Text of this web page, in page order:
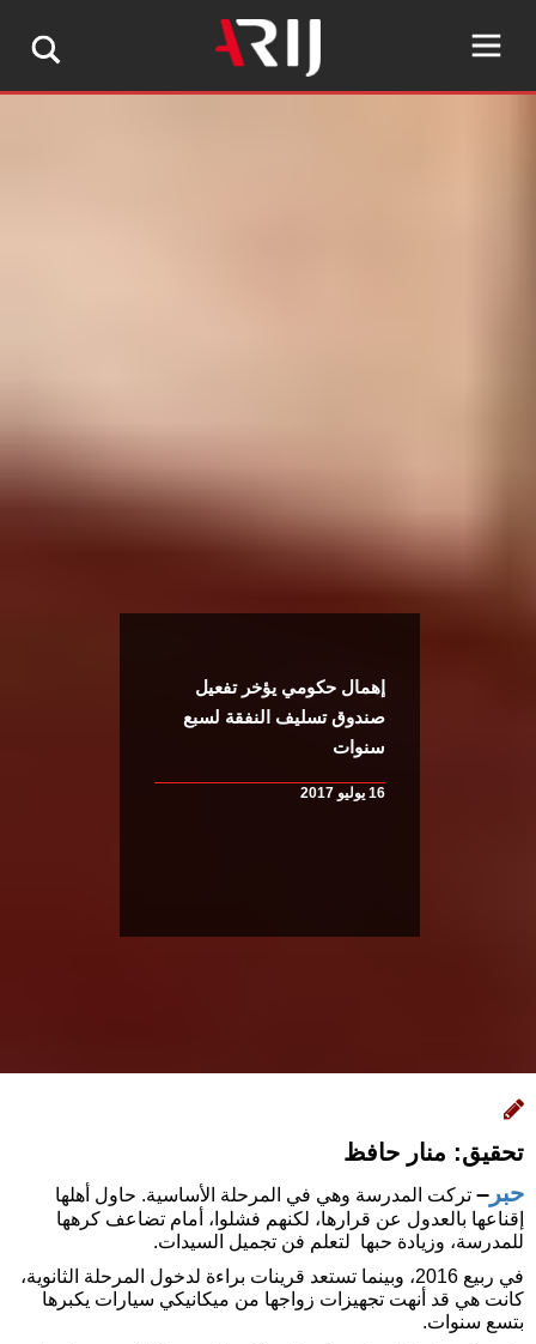
إهمال حكومي يؤخر تفعيل
صندوق تسليف النفقة لسبع
سنوات
16 يوليو 2017
تحقيق: منار حافظ
حبر – تركت المدرسة وهي في المرحلة الأساسية. حاول أهلها
إقناعها بالعدول عن قرارها، لكنهم فشلوا، أمام تضاعف كرهها
للمدرسة، وزيادة حبها لتعلم فن تجميل السيدات.
في ربيع 2016، وبينما تستعد قرينات براءة لدخول المرحلة الثانوية،
كانت هي قد أنهت تجهيزات زواجها من ميكانيكي سيارات يكبرها
بتسع سنوات.